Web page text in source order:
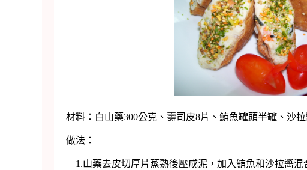
材料：白山藥300公克、壽司皮8片、鮪魚罐頭半罐、沙
做法：
1.山藥去皮切厚片蒸熟後壓成泥，加入鮪魚和沙拉醬混